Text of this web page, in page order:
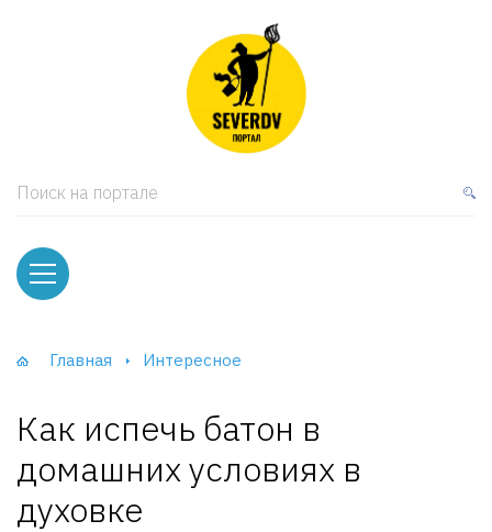
Поиск на портале
Главная Интересное
Как испечь батон в
домашних условиях в
духовке
и тумбы